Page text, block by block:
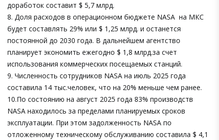
доработок составит $ 5,7 млрд.
8. Доля расходов в операционном бюджете NASA на МКС
будет составлять 29% или $ 1,25 млрд. и останется
постоянной до 2030 года. В дальнейшем агентство
планирует экономить ежегодно $ 1,8 млрд.за счет
использования коммерческих посещаемых станций.
9. Численность сотрудников NASA на июль 2025 года
составила 14 тыс.человек, что на 20% меньше чем ранее.
10.По состоянию на август 2025 года 83% производств
NASA находилось за пределами планируемых сроков
эксплуатации. При этом задолженность NASA по
отложенному техническому обслуживанию составила $ 4,1